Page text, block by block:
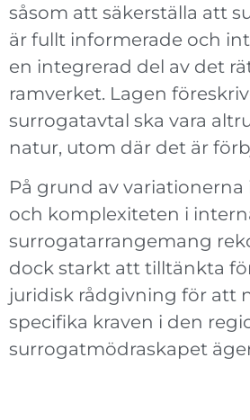
såsom att säkerställa att
är fullt informerade och
en integrerad del av det
ramverket. Lagen
surrogatavtal ska vara
natur, utom där det är
På grund av
och komplexiteten i
surrogatarrangemang
dock starkt att tilltänkta
juridisk rådgivning för att
specifika kraven i den
surrogatmödraskapet